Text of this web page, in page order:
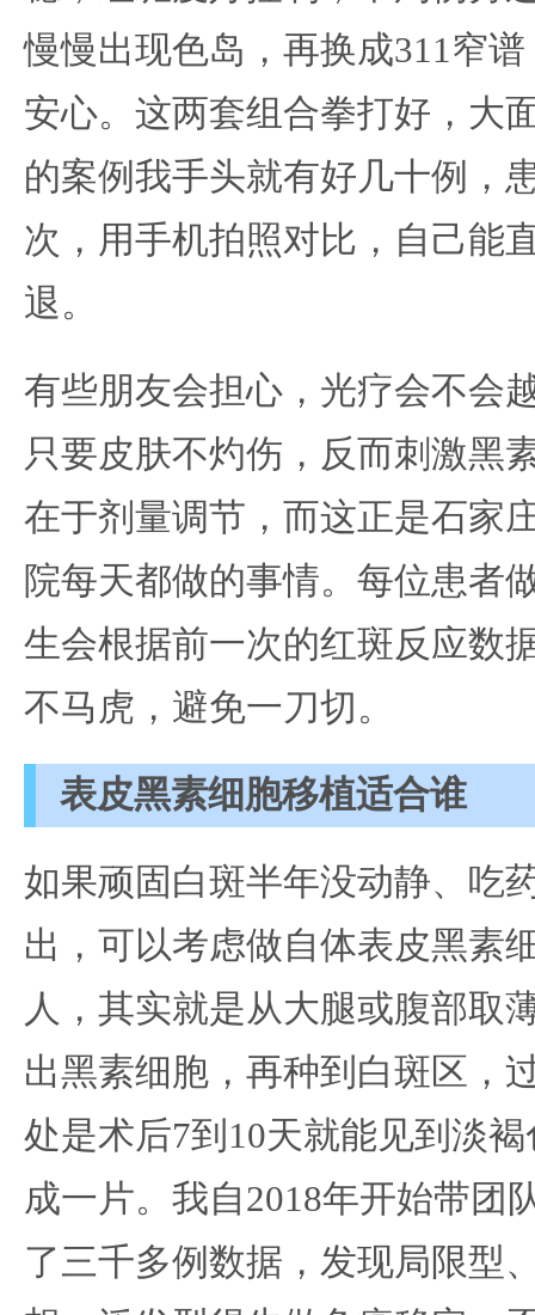
慢慢出现色岛，再换成311窄
安心。这两套组合拳打好，大
的案例我手头就有好几十例，
次，用手机拍照对比，自己能
退。
有些朋友会担心，光疗会不会
只要皮肤不灼伤，反而刺激黑
在于剂量调节，而这正是石家
院每天都做的事情。每位患者
生会根据前一次的红斑反应数
不马虎，避免一刀切。
表皮黑素细胞移植适合谁
如果顽固白斑半年没动静、吃
出，可以考虑做自体表皮黑素
人，其实就是从大腿或腹部取
出黑素细胞，再种到白斑区，
处是术后7到10天就能见到淡
成一片。我自2018年开始带团
了三千多例数据，发现局限型